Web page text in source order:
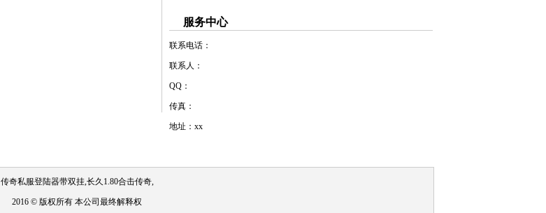
服务中心
联系电话：
联系人：
QQ：
传真：
地址：xx
传奇私服登陆器带双挂,长久1.80合击传奇,
2016 © 版权所有 本公司最终解释权